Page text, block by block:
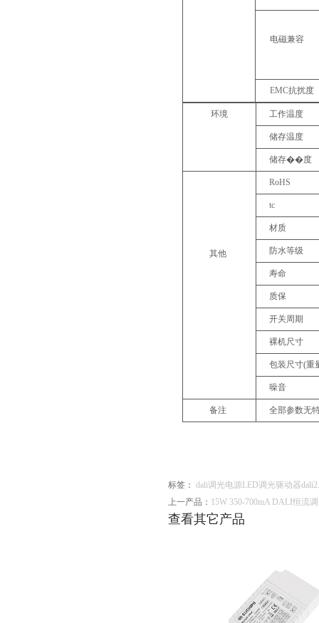
电磁兼容
EMC抗扰度
环境 工作温度
储存温度
储存��度
其他
RoHS
tc
材质
防水等级
寿命
质保
开关周期
裸机尺寸
包装尺寸(重
噪音
备注 全部参数无
标签： dali调光电源LED调光驱动器
上一产品： 15W 350-700mA DALI恒流
查看其它产品